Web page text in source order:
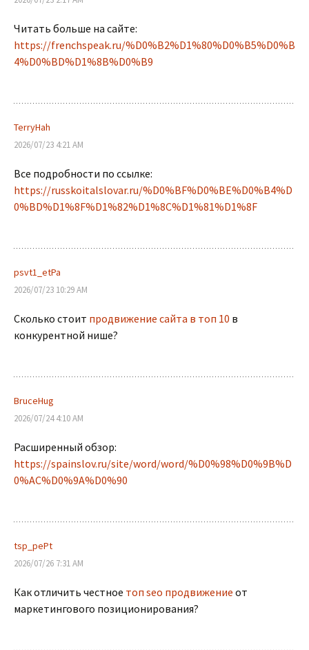
Читать больше на сайте:
https://frenchspeak.ru/%D0%B2%D1%80%D0%B5%D0%B
4%D0%BD%D1%8B%D0%B9
TerryHah
2026/07/23 4:21 AM
Все подробности по ссылке:
https://russkoitalslovar.ru/%D0%BF%D0%BE%D0%B4%D
0%BD%D1%8F%D1%82%D1%8C%D1%81%D1%8F
psvt1_etPa
2026/07/23 10:29 AM
Сколько стоит продвижение сайта в топ 10 в
конкурентной нише?
BruceHug
2026/07/24 4:10 AM
Расширенный обзор:
https://spainslov.ru/site/word/word/%D0%98%D0%9B%D
0%AC%D0%9A%D0%90
tsp_pePt
2026/07/26 7:31 AM
Как отличить честное топ seo продвижение от
маркетингового позиционирования?